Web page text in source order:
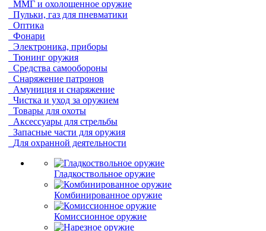
ММГ и охолощенное оружие
Пульки, газ для пневматики
Оптика
Фонари
Электроника, приборы
Тюнинг оружия
Средства самообороны
Снаряжение патронов
Амуниция и снаряжение
Чистка и уход за оружием
Товары для охоты
Аксессуары для стрельбы
Запасные части для оружия
Для охранной деятельности
Гладкоствольное оружие
Комбинированное оружие
Комиссионное оружие